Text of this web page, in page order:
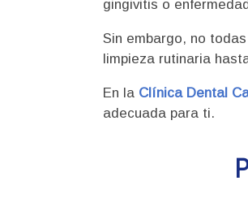
gingivitis o
Sin embargo, no
limpieza rutinaria
En la Clínica Dental
adecuada para ti.